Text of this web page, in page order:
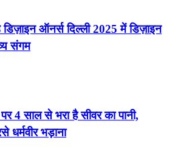
डिज़ाइन ऑनर्स दिल्ली 2025 में डिज़ाइन
संगम
4 साल से भरा है सीवर का पानी,
धर्मवीर भड़ाना